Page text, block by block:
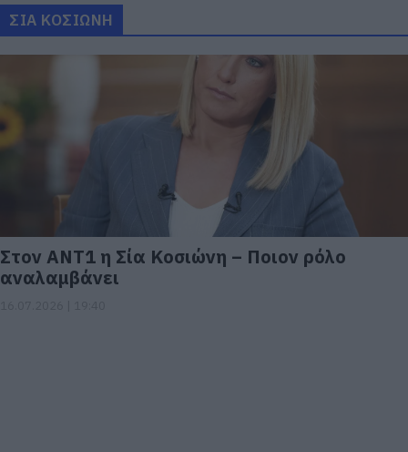
ΣΙΑ ΚΟΣΙΩΝΗ
Στον ΑΝΤ1 η Σία Κοσιώνη – Ποιον ρόλο
αναλαμβάνει